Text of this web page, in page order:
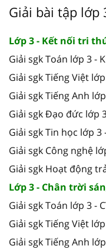
Giải bài tập lớp
Lớp 3 - Kết nối tri
Giải sgk Toán lớp 3 -
Giải sgk Tiếng Việt
Giải sgk Tiếng Anh
Giải sgk Đạo đức lớp
Giải sgk Tin học lớp 3
Giải sgk Công nghệ
Giải sgk Hoạt động
Lớp 3 - Chân trời
Giải sgk Toán lớp 3 -
Giải sgk Tiếng Việt lớp
Giải sgk Tiếng Anh